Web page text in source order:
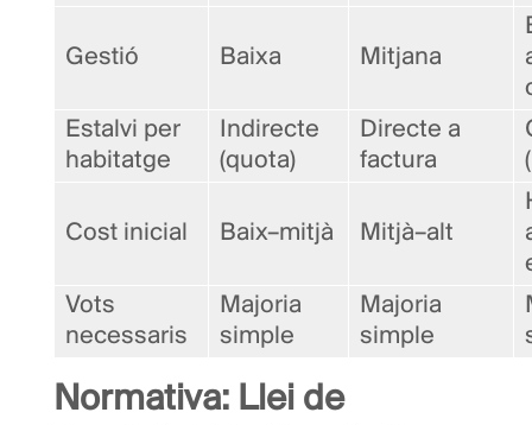
Gestió Baixa Mitjana
Estalvi per
habitatge
Indirecte
(quota)
Directe a
factura
Cost inicial Baix–mitjà Mitjà–alt
Vots
necessaris
Majoria
simple
Majoria
simple
Normativa: Llei de